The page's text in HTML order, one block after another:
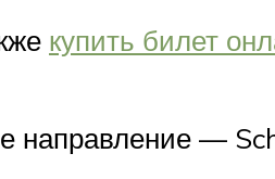
купить билет
направление —